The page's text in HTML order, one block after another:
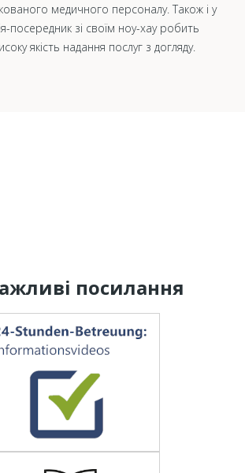
медичного персоналу. Також і у
посередник зі своїм ноу-хау робить
якість надання послуг з догляду.
посилання